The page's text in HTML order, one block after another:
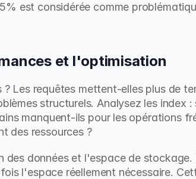
est considérée comme
et l'optimisation
Les requêtes mettent-elles plus de
structurels. Analysez les index
manquent-ils pour les opérations
des ressources ?
données et l'espace de stockage.
l'espace réellement nécessaire.